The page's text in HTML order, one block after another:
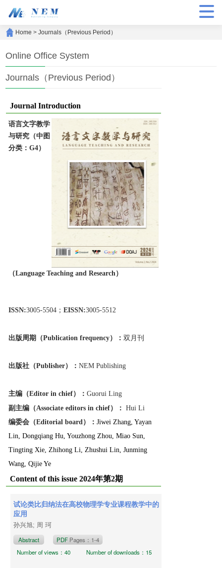
Home >Journals（Previous Period）
Online Office System
Journals（Previous Period）
Journal Introduction
语言文字教学
与研究（中图
分类：G4）
（Language Teaching and Research）
ISSN:3005-5504；EISSN:3005-5512
出版周期（Publication frequency）：双月刊
出版社（Publisher）：NEM Publishing
主编（Editor in chief）：Guorui Ling
副主编 （Associate editors in chief） ：
Hui Li
编委会（Editorial board）：Jiwei Zhang, Yayan
Lin, Dongqiang Hu, Youzhong Zhou, Miao Sun,
Tingting Xie, Zhihong Li, Zhushui Lin, Junming
Wang, Qijie Ye
Content of this issue 2024年第2期
试论类比归纳法在高校物理学专业课程教学中的
应用
孙兴旭; 周 珂
Abstract PDF Pages：1-4
Number of views：40
Number of downloads：15